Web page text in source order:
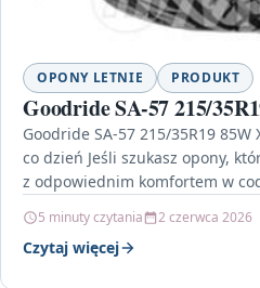
OPONY LETNIE PRODUKT
Goodride SA-57 215/
Goodride SA-57 215/35R19
co dzień Jeśli szukasz opony,
z odpowiednim komfortem w
5 minuty czytania 2 czerwca 2026
Czytaj więcej